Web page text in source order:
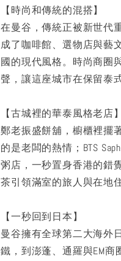
【時尚和傳統的混搭】
在曼谷，傳統正被新世代
成了咖啡館、選物店與藝
國的現代風格。時尚商圈
聲，讓這座城市在保留泰
【古城裡的華泰風格老店】
鄭老振盛餅舖，櫥櫃裡擺
的是老闆的熱情；BTS
粥店，一秒置身香港的錯
茶引領滿室的旅人與在地住
【一秒回到日本】
曼谷擁有全球第二大海外
鐵，到澎蓬、通羅與EM